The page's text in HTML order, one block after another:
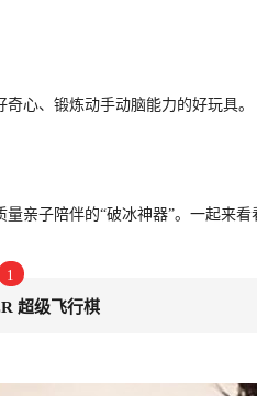
心、锻炼动手动脑能力的好玩具。
亲子陪伴的“破冰神器”。一起来看
1
超级飞行棋